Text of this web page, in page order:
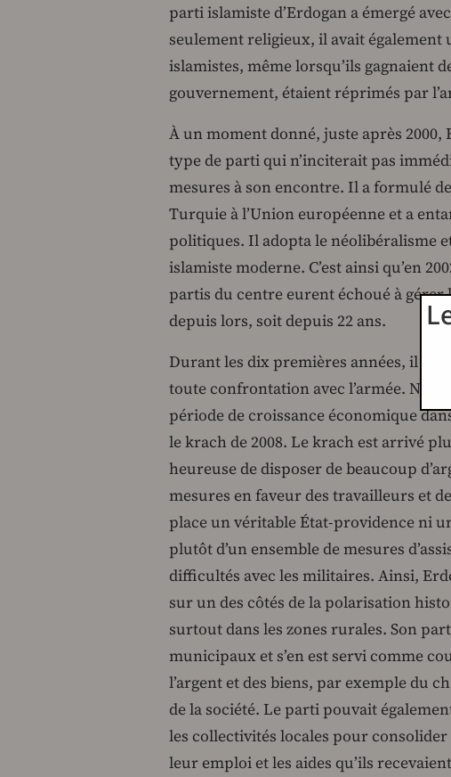
parti islamiste d’Erdogan a émergé
seulement religieux, il avait
islamistes, même lorsqu’ils gagnaient
gouvernement, étaient réprimés par
À un moment donné, juste après
type de parti qui n’inciterait pas
mesures à son encontre. Il a formulé
Turquie à l’Union européenne et a
politiques. Il adopta le néolibéralisme
islamiste moderne. C’est ainsi qu’en
partis du centre eurent échoué à
depuis lors, soit depuis 22 ans.
Durant les dix premières années, il a
toute confrontation avec l’armée.
période de croissance économique
le krach de 2008. Le krach est arrivé
heureuse de disposer de beaucoup
mesures en faveur des travailleurs et
place un véritable État-providence ni
plutôt d’un ensemble de mesures
difficultés avec les militaires. Ainsi,
sur un des côtés de la polarisation
surtout dans les zones rurales. Son
municipaux et s’en est servi comme
l’argent et des biens, par exemple du
de la société. Le parti pouvait
les collectivités locales pour
leur emploi et les aides qu’ils